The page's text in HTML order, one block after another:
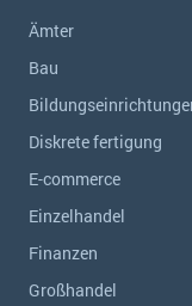
Ämter
Bau
Diskrete fertigung
E-commerce
Einzelhandel
Finanzen
Großhandel